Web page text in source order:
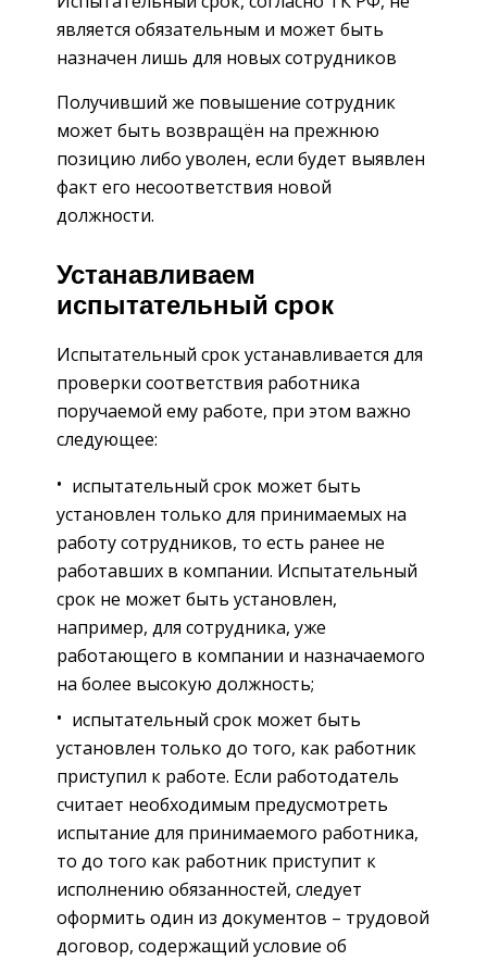
является обязательным и может быть
назначен лишь для новых сотрудников
Получивший же повышение сотрудник
может быть возвращён на прежнюю
позицию либо уволен, если будет выявлен
факт его несоответствия новой
должности.
Устанавливаем
испытательный срок
Испытательный срок устанавливается для
проверки соответствия ­работника
поручаемой ему работе, при этом важно
следующее:
испытательный срок может быть
установлен только для принимаемых на
работу сотрудников, то есть ранее не
работавших в компании. Испытательный
срок не может быть установлен,
например, для сотрудника, уже
работающего в компании и назначаемого
на более высокую должность;
испытательный срок может быть
установлен только до того, как работник
приступил к работе. Если работодатель
считает необходимым предусмотреть
испытание для принимаемого работника,
то до того как работник приступит к
исполнению обязанностей, следует
оформить один из документов – трудовой
договор, содержащий условие об